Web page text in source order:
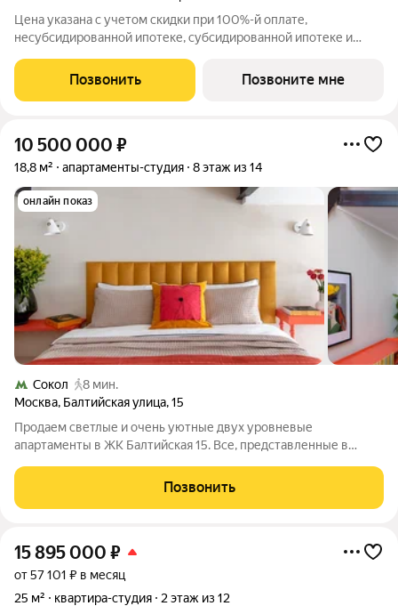
Цена указана с учетом скидки при 100%-й оплате,
несубсидированной ипотеке, субсидированной ипотеке и
зафиксируйте клиента в личном кабинете до обращения за
консультацией. Продается студия площадью 29.1
Позвонить Позвоните мне
10 500 000 ₽
18,8 м² апартаменты-студия 8 этаж из 14
онлайн показ
Сокол
8 мин.
Москва, Балтийская улица,15
Продаем светлые и очень уютные двух уровневые
апартаменты в ЖК Балтийская 15. Все, представленные в
состоянию. В стоимость входит вся мебель, техника и
продуманный дизайнерский интерьер. На первом этаже:
Позвонить
15 895 000 ₽
от 57 101 ₽ в месяц
25 м²
квартира-студия 2 этаж из 12